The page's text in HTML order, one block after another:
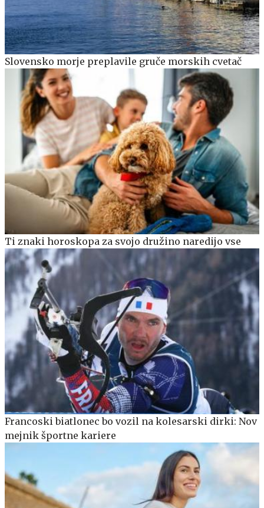
Slovensko morje preplavile gruče morskih cvetač
Ti znaki horoskopa za svojo družino naredijo vse
Francoski biatlonec bo vozil na kolesarski dirki: Nov
mejnik športne kariere